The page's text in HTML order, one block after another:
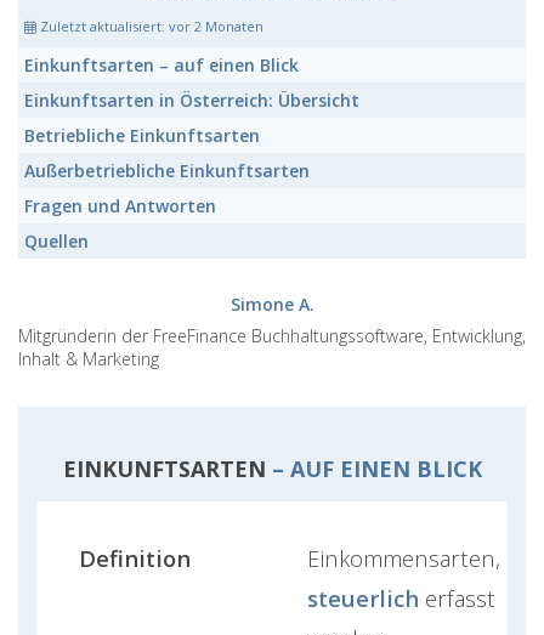
Zuletzt aktualisiert: vor 2 Monaten
Einkunftsarten – auf einen Blick
Einkunftsarten in Österreich: Übersicht
Betriebliche Einkunftsarten
Außerbetriebliche Einkunftsarten
Fragen und Antworten
Quellen
Simone A.
Mitgründerin der FreeFinance Buchhaltungssoftware, Entwicklung,
Inhalt & Marketing
EINKUNFTSARTEN – AUF EINEN BLICK
Definition
Einkommensarten, die
steuerlich erfasst